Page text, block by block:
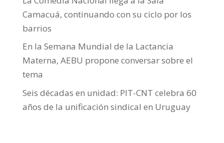
Camacuá, continuando con su ciclo por los
barrios
En la Semana Mundial de la Lactancia
Materna, AEBU propone conversar sobre el
tema
Seis décadas en unidad: PIT-CNT celebra 60
años de la unificación sindical en Uruguay